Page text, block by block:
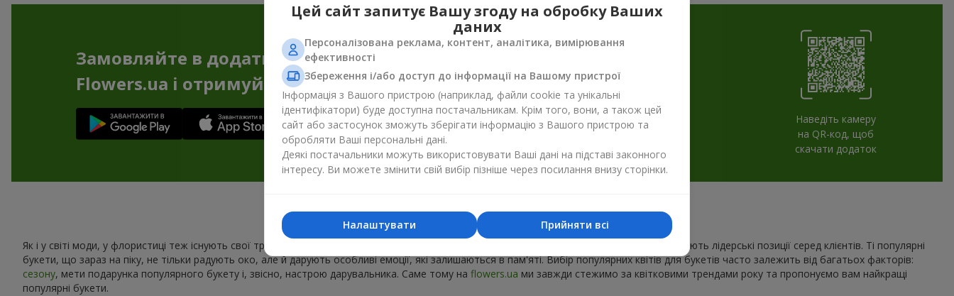
Замовляйте в додатку
Flowers.ua і отримуйте бонуси
Наведіть камеру
на QR-код, щоб
скачати додаток
Популярні букети — тренди сезону
Як і у світі моди, у флористиці теж існують свої тренди. Щороку з'являються нові популярні букети, а деякі композиції з року в рік утримують лідерські позиції серед клієнтів. Ті популярні
букети, що зараз на піку, не тільки радують око, але й дарують особливі емоції, які залишаються в пам'яті. Вибір популярних квітів для букетів часто залежить від багатьох факторів:
сезону, мети подарунка популярного букету і, звісно, настрою дарувальника. Саме тому на flowers.ua ми завжди стежимо за квітковими трендами року та пропонуємо вам найкращі
популярні букети.
Цей сайт запитує Вашу згоду на обробку Ваших
даних
Персоналізована реклама, контент, аналітика, вимірювання
ефективності
Збереження і/або доступ до інформації на Вашому пристрої
Інформація з Вашого пристрою (наприклад, файли cookie та унікальні
ідентифікатори) буде доступна постачальникам. Крім того, вони, а також цей
сайт або застосунок зможуть зберігати інформацію з Вашого пристрою та
обробляти Ваші персональні дані.
Деякі постачальники можуть використовувати Ваші дані на підставі законного
інтересу. Ви можете змінити свій вибір пізніше через посилання внизу сторінки.
Прийняти всі
Налаштувати